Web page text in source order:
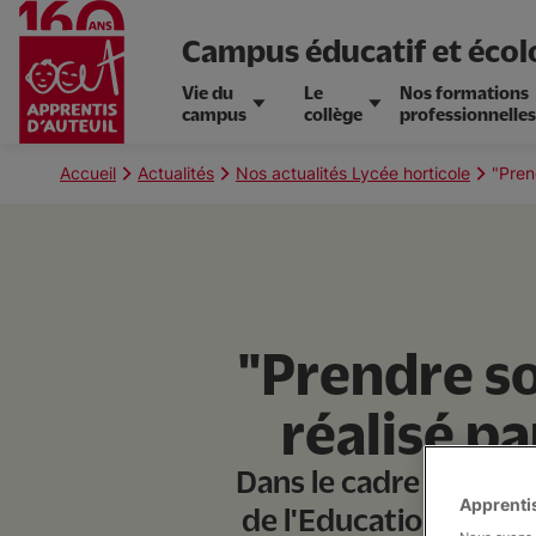
Campus éducatif et
Vie du
campus
Le
collège
Nos formations
professionnelles
Fil
Accueil Actualités Nos actualités Lycée horticole
"Prendre
réalisé
Dans le cadre du
de l'Education